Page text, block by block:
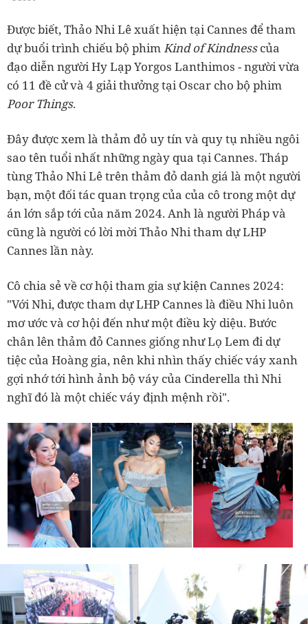
Được biết, Thảo Nhi Lê xuất hiện tại Cannes để tham
dự buổi trình chiếu bộ phimKind of Kindnesscủa
đạo diễn người Hy Lạp Yorgos Lanthimos - người vừa
có 11 đề cử và 4 giải thưởng tại Oscar cho bộ phim
Poor Things.
Đây được xem là thảm đỏ uy tín và quy tụ nhiều ngôi
sao tên tuổi nhất những ngày qua tại Cannes. Tháp
tùng Thảo Nhi Lê trên thảm đỏ danh giá là một người
bạn, một đối tác quan trọng của của cô trong một dự
án lớn sắp tới của năm 2024. Anh là người Pháp và
cũng là người có lời mời Thảo Nhi tham dự LHP
Cannes lần này.
Cô chia sẻ về cơ hội tham gia sự kiện Cannes 2024:
"Với Nhi, được tham dự LHP Cannes là điều Nhi luôn
mơ ước và cơ hội đến như một điều kỳ diệu. Bước
chân lên thảm đỏ Cannes giống như Lọ Lem đi dự
tiệc của Hoàng gia, nên khi nhìn thấy chiếc váy xanh
gợi nhớ tới hình ảnh bộ váy của Cinderella thì Nhi
nghĩ đó là một chiếc váy định mệnh rồi".